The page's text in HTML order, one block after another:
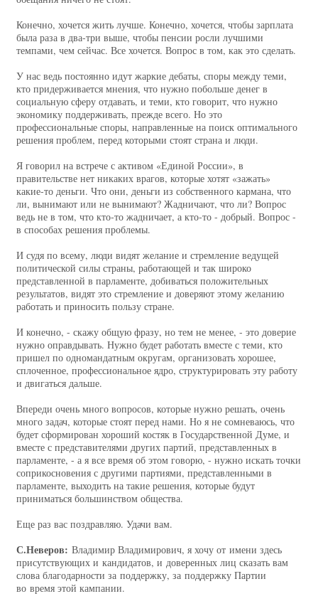
Конечно, хочется жить лучше. Конечно, хочется, чтобы зарплата
была раза в два-три выше, чтобы пенсии росли лучшими
темпами, чем сейчас. Все хочется. Вопрос в том, как это сделать.
У нас ведь постоянно идут жаркие дебаты, споры между теми,
кто придерживается мнения, что нужно побольше денег в
социальную сферу отдавать, и теми, кто говорит, что нужно
экономику поддерживать, прежде всего. Но это
профессиональные споры, направленные на поиск оптимального
решения проблем, перед которыми стоят страна и люди.
Я говорил на встрече с активом «Единой России», в
правительстве нет никаких врагов, которые хотят «зажать»
какие‑то деньги. Что они, деньги из собственного кармана, что
ли, вынимают или не вынимают? Жадничают, что ли? Вопрос
ведь не в том, что кто‑то жадничает, а кто‑то - добрый. Вопрос -
в способах решения проблемы.
И судя по всему, люди видят желание и стремление ведущей
политической силы страны, работающей и так широко
представленной в парламенте, добиваться положительных
результатов, видят это стремление и доверяют этому желанию
работать и приносить пользу стране.
И конечно, - скажу общую фразу, но тем не менее, - это доверие
нужно оправдывать. Нужно будет работать вместе с теми, кто
пришел по одномандатным округам, организовать хорошее,
сплоченное, профессиональное ядро, структурировать эту работу
и двигаться дальше.
Впереди очень много вопросов, которые нужно решать, очень
много задач, которые стоят перед нами. Но я не сомневаюсь, что
будет сформирован хороший костяк в Государственной Думе, и
вместе с представителями других партий, представленных в
парламенте, - а я все время об этом говорю, - нужно искать точки
соприкосновения с другими партиями, представленными в
парламенте, выходить на такие решения, которые будут
приниматься большинством общества.
Еще раз вас поздравляю. Удачи вам.
С.Неверов: Владимир Владимирович, я хочу от имени здесь
присутствующих и кандидатов, и доверенных лиц сказать вам
слова благодарности за поддержку, за поддержку Партии
во время этой кампании.